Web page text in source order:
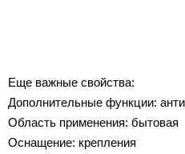
Еще важные свойства:
Дополнительные функции:
Область применения: бытовая
Оснащение: крепления